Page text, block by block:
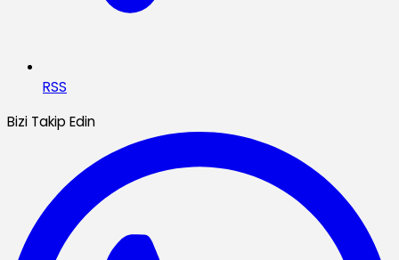
RSS
Bizi Takip Edin